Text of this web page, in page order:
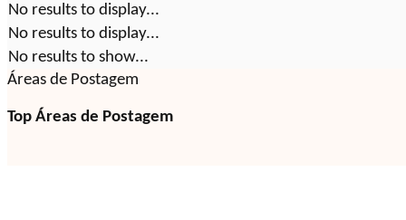
No results to display...
No results to display...
No results to show...
Áreas de Postagem
Top Áreas de Postagem